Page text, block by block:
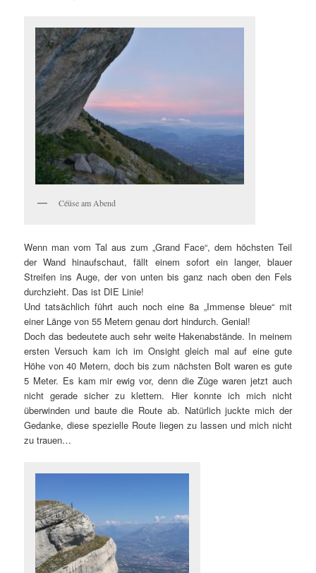
Céüse am Abend
Wenn man vom Tal aus zum „Grand Face“, dem höchsten Teil
der Wand hinaufschaut, fällt einem sofort ein langer, blauer
Streifen ins Auge, der von unten bis ganz nach oben den Fels
durchzieht. Das ist DIE Linie!
Und tatsächlich führt auch noch eine 8a „Immense bleue“ mit
einer Länge von 55 Metern genau dort hindurch. Genial!
Doch das bedeutete auch sehr weite Hakenabstände. In meinem
ersten Versuch kam ich im Onsight gleich mal auf eine gute
Höhe von 40 Metern, doch bis zum nächsten Bolt waren es gute
5 Meter. Es kam mir ewig vor, denn die Züge waren jetzt auch
nicht gerade sicher zu klettern. Hier konnte ich mich nicht
überwinden und baute die Route ab. Natürlich juckte mich der
Gedanke, diese spezielle Route liegen zu lassen und mich nicht
zu trauen…